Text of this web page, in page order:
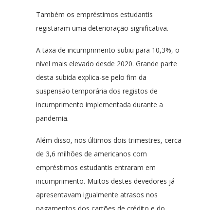
Também os empréstimos estudantis
registaram uma deterioração significativa.
A taxa de incumprimento subiu para 10,3%, o
nível mais elevado desde 2020. Grande parte
desta subida explica-se pelo fim da
suspensão temporária dos registos de
incumprimento implementada durante a
pandemia.
Além disso, nos últimos dois trimestres, cerca
de 3,6 milhões de americanos com
empréstimos estudantis entraram em
incumprimento. Muitos destes devedores já
apresentavam igualmente atrasos nos